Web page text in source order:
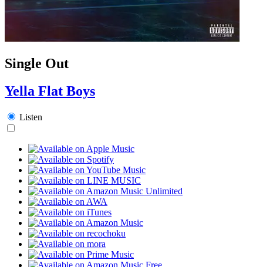
Single Out
Yella Flat Boys
Listen